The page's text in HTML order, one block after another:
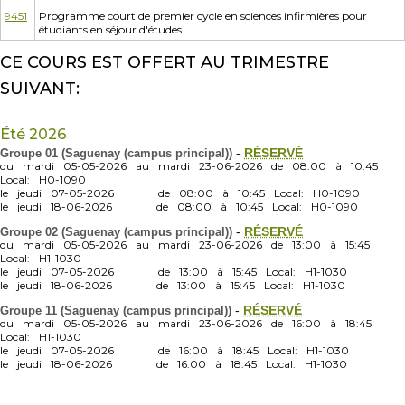
9451
Programme court de premier cycle en sciences infirmières pour
étudiants en séjour d'études
CE COURS EST OFFERT AU TRIMESTRE
SUIVANT:
Été 2026
Groupe 01 (Saguenay (campus principal)) - RÉSERVÉ
du
mardi 05-05-2026 au mardi 23-06-2026 de 08:00 à
10:45
Local:
H0-1090
le
jeudi 07-05-2026 de 08:00 à 10:45 Local:
H0-1090
le
jeudi 18-06-2026 de 08:00 à 10:45 Local:
H0-1090
Groupe 02 (Saguenay (campus principal)) - RÉSERVÉ
du
mardi 05-05-2026 au mardi 23-06-2026 de 13:00 à
15:45
Local:
H1-1030
le
jeudi 07-05-2026 de 13:00 à 15:45 Local:
H1-1030
le
jeudi 18-06-2026 de 13:00 à 15:45 Local:
H1-1030
Groupe 11 (Saguenay (campus principal)) - RÉSERVÉ
du
mardi 05-05-2026 au mardi 23-06-2026 de 16:00 à
18:45
Local:
H1-1030
le
jeudi 07-05-2026 de 16:00 à 18:45 Local:
H1-1030
le
jeudi 18-06-2026 de 16:00 à 18:45 Local: H1-1030